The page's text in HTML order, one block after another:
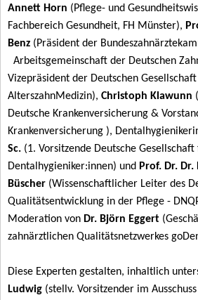
Annett Horn (Pflege- und
Fachbereich Gesundheit, FH Münster),
Benz (Präsident der
Arbeitsgemeinschaft der Deutschen
Vizepräsident der Deutschen
AlterszahnMedizin), Christoph Klawunn
Deutsche Krankenversicherung &
Krankenversicherung ),
Sc. (1. Vorsitzende Deutsche Gesellschaft
Dentalhygieniker:innen) und Prof. Dr.
Büscher (Wissenschaftlicher Leiter des
Qualitätsentwicklung in der Pflege -
Moderation von Dr. Björn Eggert
zahnärztlichen Qualitätsnetzwerkes
Diese Experten gestalten, inhaltlich
Ludwig (stellv. Vorsitzender im